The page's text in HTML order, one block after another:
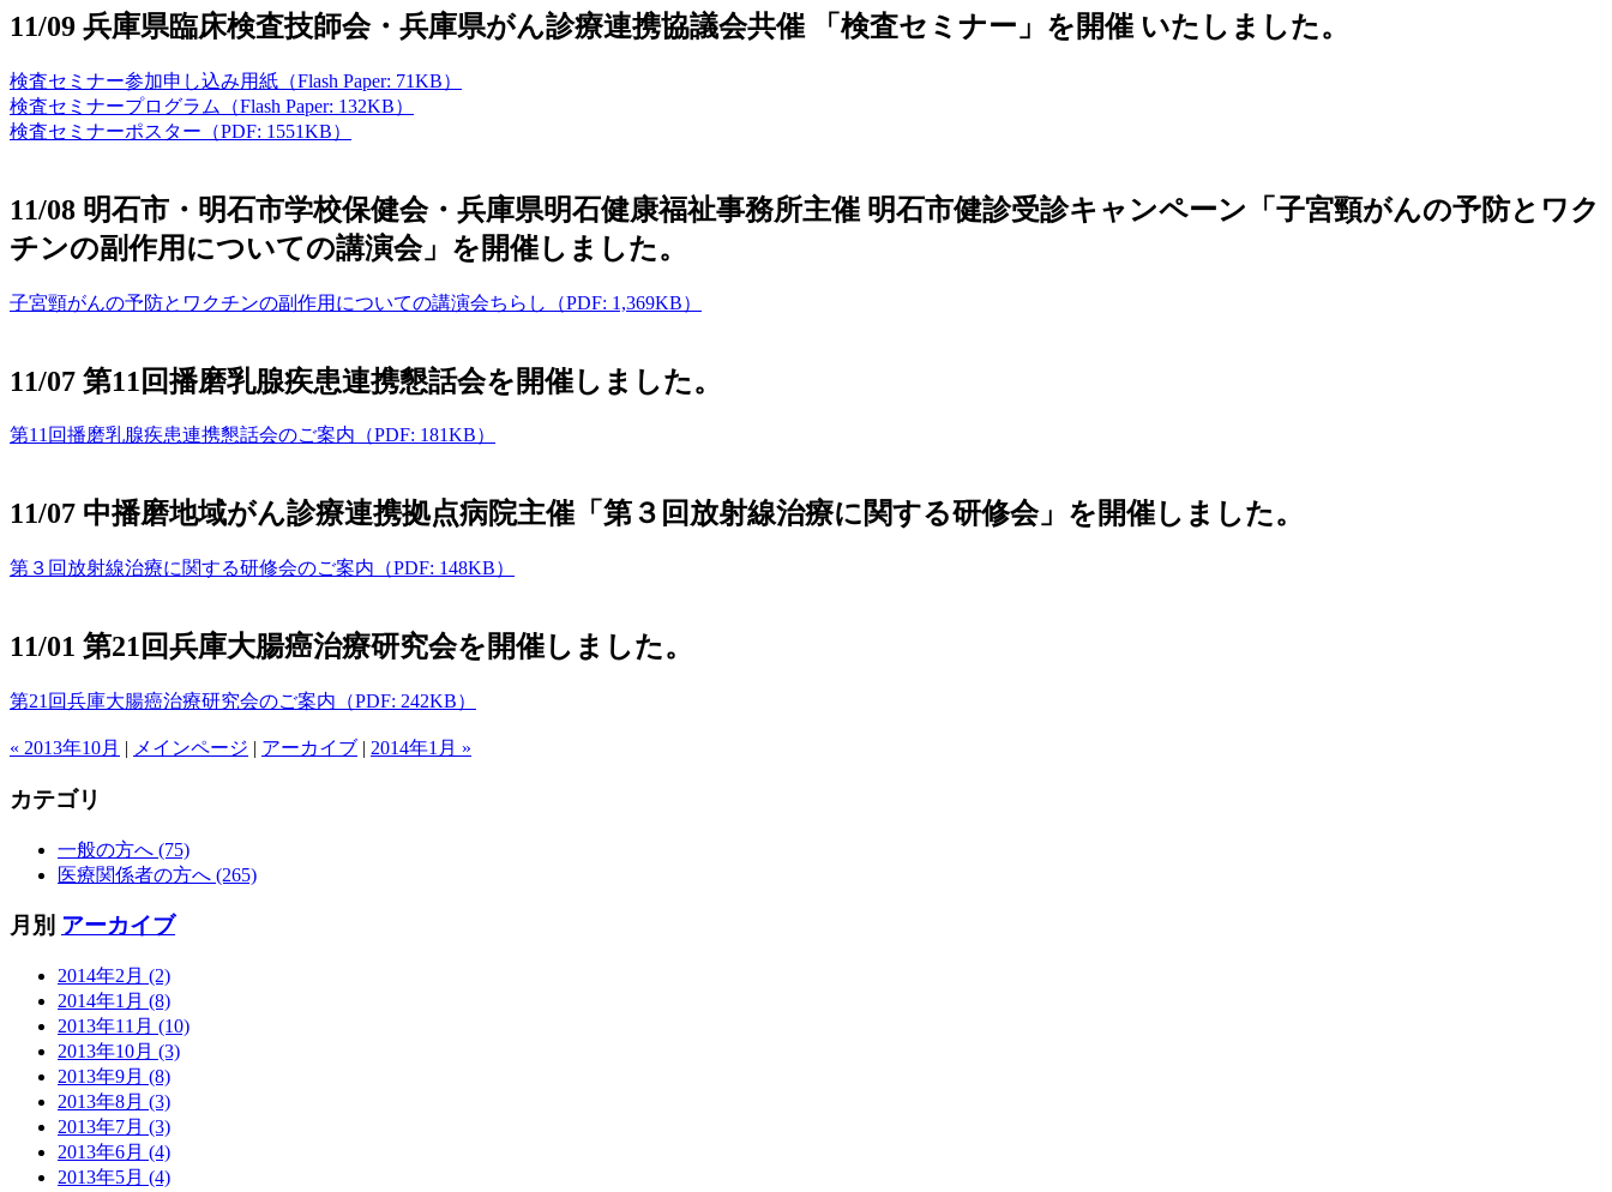
11/09 兵庫県臨床検査技師会・兵庫県がん診療連携協議会共催 「検査セミナー」を開催 いたしました。
検査セミナー参加申し込み用紙（Flash Paper: 71KB）
検査セミナープログラム（Flash Paper: 132KB）
検査セミナーポスター（PDF: 1551KB）
11/08 明石市・明石市学校保健会・兵庫県明石健康福祉事務所主催 明石市健診受診キャンペーン「子宮頸がんの予防とワク
チンの副作用についての講演会」を開催しました。
子宮頸がんの予防とワクチンの副作用についての講演会ちらし（PDF: 1,369KB）
11/07 第11回播磨乳腺疾患連携懇話会を開催しました。
第11回播磨乳腺疾患連携懇話会のご案内（PDF: 181KB）
11/07 中播磨地域がん診療連携拠点病院主催「第３回放射線治療に関する研修会」を開催しました。
第３回放射線治療に関する研修会のご案内（PDF: 148KB）
11/01 第21回兵庫大腸癌治療研究会を開催しました。
第21回兵庫大腸癌治療研究会のご案内（PDF: 242KB）
« 2013年10月 | メインページ | アーカイブ | 2014年1月 »
カテゴリ
一般の方へ (75)
医療関係者の方へ (265)
月別 アーカイブ
2014年2月 (2)
2014年1月 (8)
2013年11月 (10)
2013年10月 (3)
2013年9月 (8)
2013年8月 (3)
2013年7月 (3)
2013年6月 (4)
2013年5月 (4)